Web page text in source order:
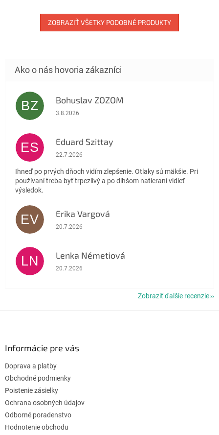
ZOBRAZIŤ VŠETKY PODOBNÉ PRODUKTY
BZ Bohuslav ZOZOM
Hodnotenie obchodu je 5 z 5 hviezdičiek.
3.8.2026
ES Eduard Szittay
Hodnotenie obchodu je 5 z 5 hviezdičiek.
22.7.2026
Ihneď po prvých dňoch vidím zlepšenie. Otlaky sú mäkšie. Pri
používaní treba byť trpezlivý a po dlhšom natieraní vidieť
výsledok.
EV Erika Vargová
Hodnotenie obchodu je 5 z 5 hviezdičiek.
20.7.2026
LN Lenka Németiová
Hodnotenie obchodu je 5 z 5 hviezdičiek.
20.7.2026
Zobraziť ďalšie recenzie
Informácie pre vás
Doprava a platby
Obchodné podmienky
Poistenie zásielky
Ochrana osobných údajov
Odborné poradenstvo
Hodnotenie obchodu